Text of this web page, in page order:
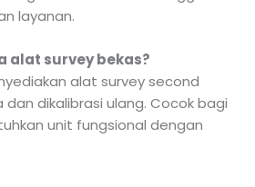
layanan.
alat survey bekas?
alat survey second
dikalibrasi ulang. Cocok bagi
unit fungsional dengan